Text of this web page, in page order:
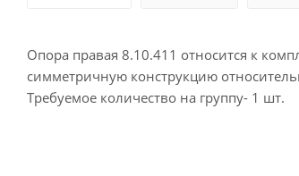
Опора правая 8.10.411 относится к
симметричную конструкцию
Требуемое количество на группу- 1 шт.